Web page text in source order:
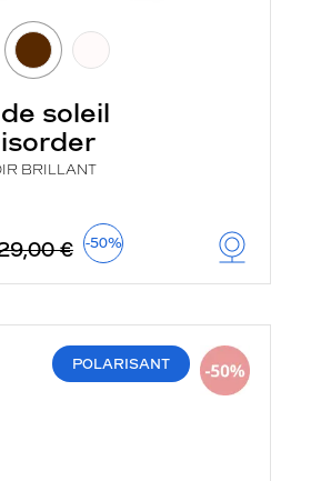
soleil
BRILLANT
€ -50%
POLARISANT